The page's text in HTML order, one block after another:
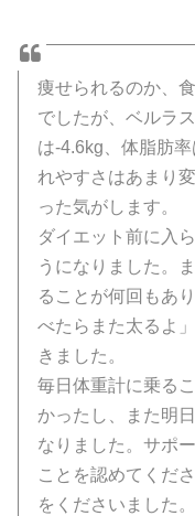
痩せられるのか、
でしたが、ベルラ
は-4.6kg、体脂肪
れやすさはあまり
った気がします。
ダイエット前に入
うになりました。
ることが何回もあ
べたらまた太るよ
きました。
毎日体重計に乗る
かったし、また明
なりました。サポ
ことを認めてくだ
をくださいました